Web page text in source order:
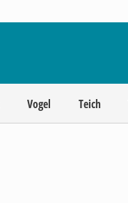
Vogel Teich